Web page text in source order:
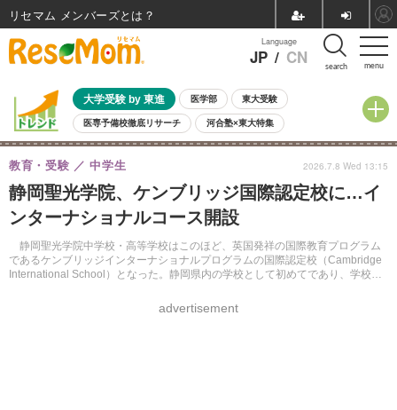
menu
Language
JP / CN search
大学受験 by 東進 医学部 東大受験
医専予備校徹底リサーチ 河合塾×東大特集
親子で考える大学選び 高校受験 中学受験 小学校受験
共通テスト 夏休み
8月開催イベント・WS 全国公立高校 過去問 人気記事
自由研究教材（小学生向け） 自由研究教材（中学生向け）
静岡聖光学院、ケンブリッジ国際認定校に…イ
ンターナショナルコース開設
静岡聖光学院中学校・高等学校はこのほど、英国発祥の国際教育プログラム
であるケンブリッジインターナショナルプログラムの国際認定校（Cambridge
International School）となった。静岡県内の学校として初めてであり、学校教
教育・受験 中学生
advertisement
2026.7.8 Wed 13:15
リセマム メンバーズ